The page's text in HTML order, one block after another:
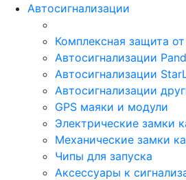
Автосигнализации
Комплексная защита от
Автосигнализации
Автосигнализации
Автосигнализации
GPS маяки и модули
Электрические замки
Механические замки
Чипы для запуска
Аксессуары к